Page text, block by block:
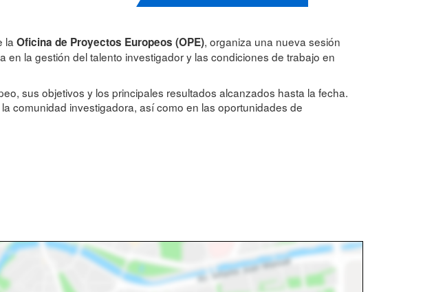
la Oficina de Proyectos Europeos (OPE), organiza una nueva sesión
la gestión del talento investigador y las condiciones de trabajo en
sus objetivos y los principales resultados alcanzados hasta la fecha.
comunidad investigadora, así como en las oportunidades de